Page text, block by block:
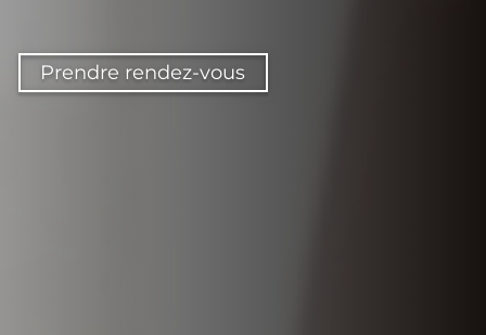
Prendre rendez-vous